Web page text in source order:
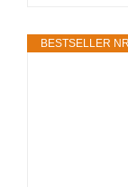
BESTSELLER